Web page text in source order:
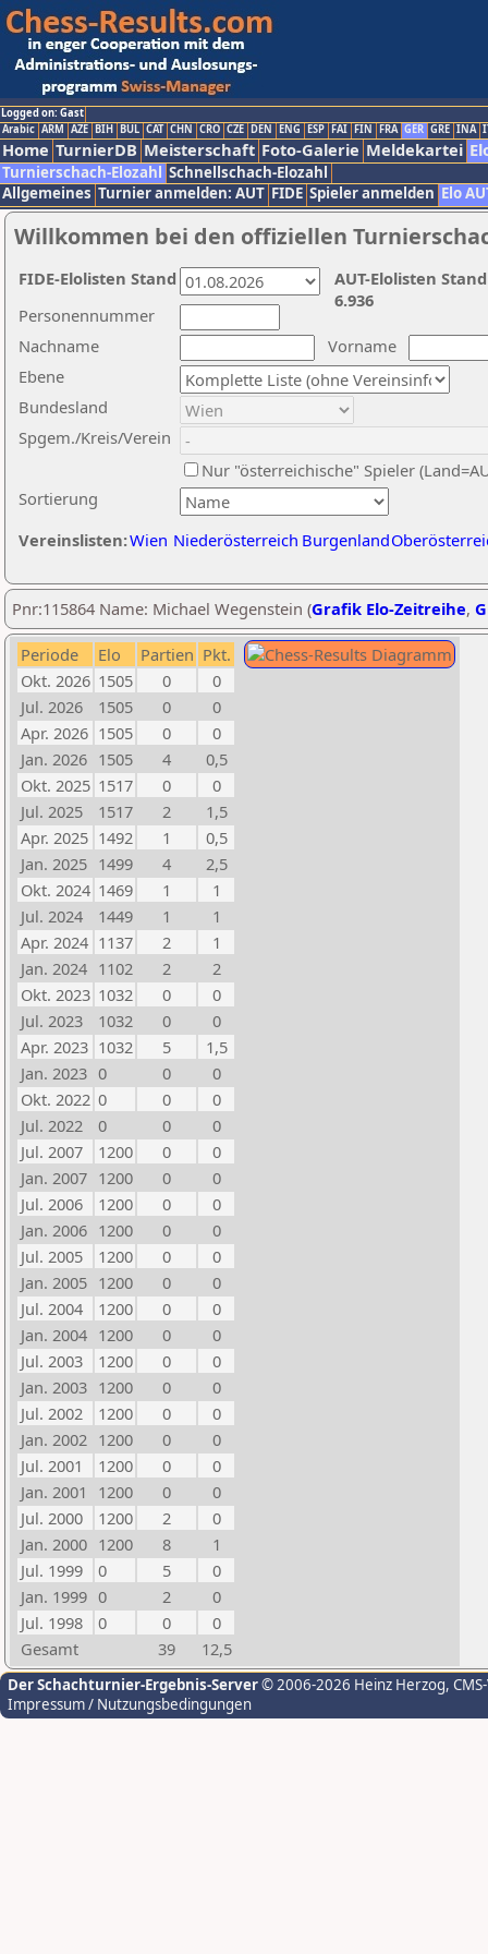
Logged on: Gast
Arabic ARM AZE BIH BUL CAT CHN CRO CZE DEN ENG ESP FAI FIN FRA GER GRE INA
Home TurnierDB Meisterschaft Foto-Galerie Meldekartei
Turnierschach-Elozahl Schnellschach-Elozahl
Allgemeines Turnier anmelden: AUT FIDE Spieler anmelden Elo
Willkommen bei den offiziellen
Nachname
Vorname
Ebene
Sortierung
Personennummer
Bundesland
Spgem./Kreis/Verein
Nur "österreichische" Spieler
Vereinslisten:Wien Niederösterreich Burgenland
AUT-Elolisten
6.936
FIDE-Elolisten Stand
Pnr:115864 Name: Michael Wegenstein (Grafik Elo-Zeitreihe,
Periode Elo Partien Pkt.
Okt. 2026 1505 0
0
Jul. 2026
1505 0
0
Apr. 2026 1505 0
0
Jan. 2026 1505 4
0,5
Okt. 2025 1517 0
0
Jul. 2025
1517 2
1,5
Apr. 2025 1492 1
0,5
Jan. 2025 1499 4
2,5
Okt. 2024 1469 1
1
Jul. 2024
1449 1
1
Apr. 2024 1137 2
1
Jan. 2024 1102 2
2
Okt. 2023 1032 0
0
Jul. 2023
1032 0
0
Apr. 2023 1032 5
1,5
Jan. 2023 0 0
0
Okt. 2022 0 0
0
Jul. 2022
0 0
0
Jul. 2007
1200 0
0
Jan. 2007 1200 0
0
Jul. 2006
1200 0
0
Jan. 2006 1200 0
0
Jul. 2005
1200 0
0
Jan. 2005 1200 0
0
Jul. 2004
1200 0
0
Jan. 2004 1200 0
0
Jul. 2003
1200 0
0
Jan. 2003 1200 0
0
Jul. 2002
1200 0
0
Jan. 2002 1200 0
0
Jul. 2001
1200 0
0
Jan. 2001
1200 0
0
Jul. 2000
1200 2
0
Jan. 2000 1200 8
1
Jul. 1999
0 5
0
Jan. 1999 0 2
0
Jul. 1998
0 0
0
Gesamt
39 12,5
Der Schachturnier-Ergebnis-Server© 2006-2026 Heinz Herzog,
Impressum / Nutzungsbedingungen